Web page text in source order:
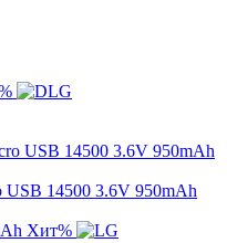
14500 3.6V 950mAh
Хит%